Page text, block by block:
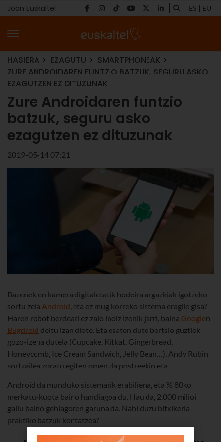
Joan Euskaltel ES EU
HASIERA EZAGUTU
SMARTPHONEAK
ZURE ANDROIDAREN FUNTZIO BATZUK, SEGURU ASKO
EZAGUTZEN EZ DITUZUNAK
Zure Androidaren funtzio
batzuk, seguru asko
ezagutzen ez dituzunak
2019-05-14 07:21
Bazenekien kamera digitaletatik hodeira argazkiak igotzeko
sortu zela Android, eta ez mugikorreko sistema eragile gisa?
Haren robot berdeari ez zaio inoiz izenik jarri, baina Googlen
Bugdroid deitu izan diote. Eta esaten dute bertsio guztiek
gozo-izena dutela (Cupcake, Kitkat, Gingerbread,
Honeycomb, Ice Cream Sandwich, Jelly Bean…), Andy Rubin
sortzailea zoratu egiten omen da postreekin eta.
Android da munduko sistemarik erabiliena, eta % 80ko
merkatu-kuota baino handiagoa du. Hau da, 2.000 milioi
gailu baino gehiagoren garuna da. Nahi duzu bitxikeria
praktiko batzuk kontatzea?